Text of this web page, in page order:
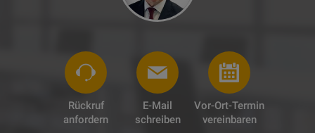
Rückruf
anfordern
E-Mail
schreiben
Vor-Ort-Termin
vereinbaren